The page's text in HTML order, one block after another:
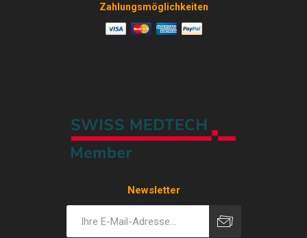
Zahlungsmöglichkeiten
Newsletter